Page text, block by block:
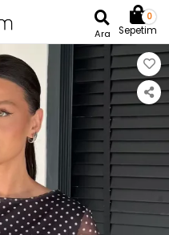
Ara
0
Sepetim